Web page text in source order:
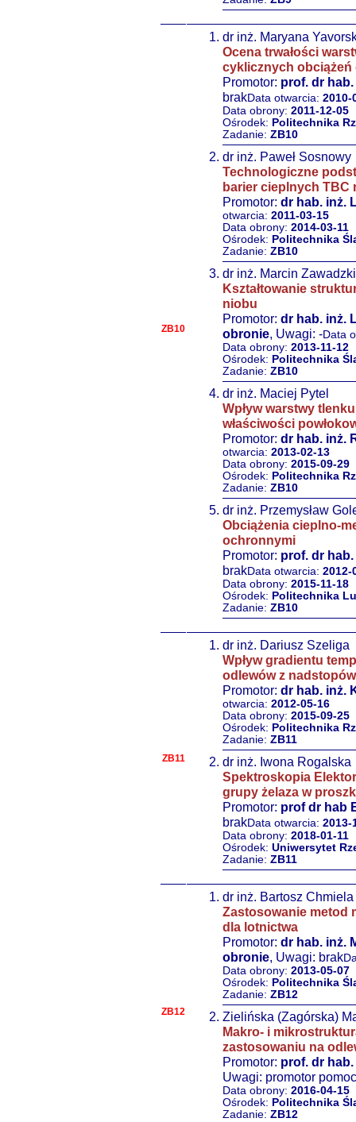
ZB10
dr inż. Maryana
Ocena trwałości
cyklicznych obciążeń
Promotor: prof. dr
brakData otwarcia: 2010-
Data obrony: 2011-12-05
Ośrodek: Politechnika
Zadanie: ZB10
dr inż. Paweł Sosnowy
Technologiczne
barier cieplnych TBC
Promotor: dr hab. inż.
otwarcia: 2011-03-15
Data obrony: 2014-03-11
Ośrodek: Politechnika
Zadanie: ZB10
dr inż. Marcin Zawadzki
Kształtowanie
niobu
Promotor: dr hab. inż.
obronie, Uwagi: -Data
Data obrony: 2013-11-12
Ośrodek: Politechnika
Zadanie: ZB10
dr inż. Maciej Pytel
Wpływ warstwy
właściwości
Promotor: dr hab. inż.
otwarcia: 2013-02-13
Data obrony: 2015-09-29
Ośrodek: Politechnika
Zadanie: ZB10
dr inż. Przemysław
Obciążenia cieplno-
ochronnymi
Promotor: prof. dr
brakData otwarcia: 2012-
Data obrony: 2015-11-18
Ośrodek: Politechnika
Zadanie: ZB10
ZB11
dr inż. Dariusz Szeliga
Wpływ gradientu
odlewów z
Promotor: dr hab. inż.
otwarcia: 2012-05-16
Data obrony: 2015-09-25
Ośrodek: Politechnika
Zadanie: ZB11
dr inż. Iwona Rogalska
Spektroskopia
grupy żelaza w
Promotor: prof dr hab
brakData otwarcia: 2013-
Data obrony: 2018-01-11
Ośrodek: Uniwersytet
Zadanie: ZB11
ZB12
dr inż. Bartosz Chmiela
Zastosowanie metod
dla lotnictwa
Promotor: dr hab. inż.
obronie, Uwagi: brak
Data obrony: 2013-05-07
Ośrodek: Politechnika
Zadanie: ZB12
Zielińska (Zagórska)
Makro- i
zastosowaniu na
Promotor: prof. dr
Uwagi: promotor
Data obrony: 2016-04-15
Ośrodek: Politechnika
Zadanie: ZB12